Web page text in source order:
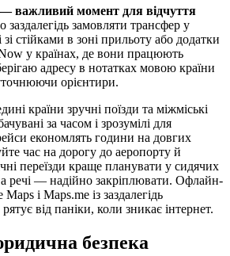
— важливий момент для відчуття
заздалегідь замовляти трансфер у
зі стійками в зоні прильоту або додатки
у країнах, де вони працюють
адресу в нотатках мовою країни
орієнтири.
країни зручні поїзди та міжміські
за часом і зрозумілі для
економлять години на довгих
час на дорогу до аеропорту й
переїзди краще планувати у сидячих
речі — надійно закріплювати. Офлайн-
і Maps.me із заздалегідь
від паніки, коли зникає інтернет.
безпека